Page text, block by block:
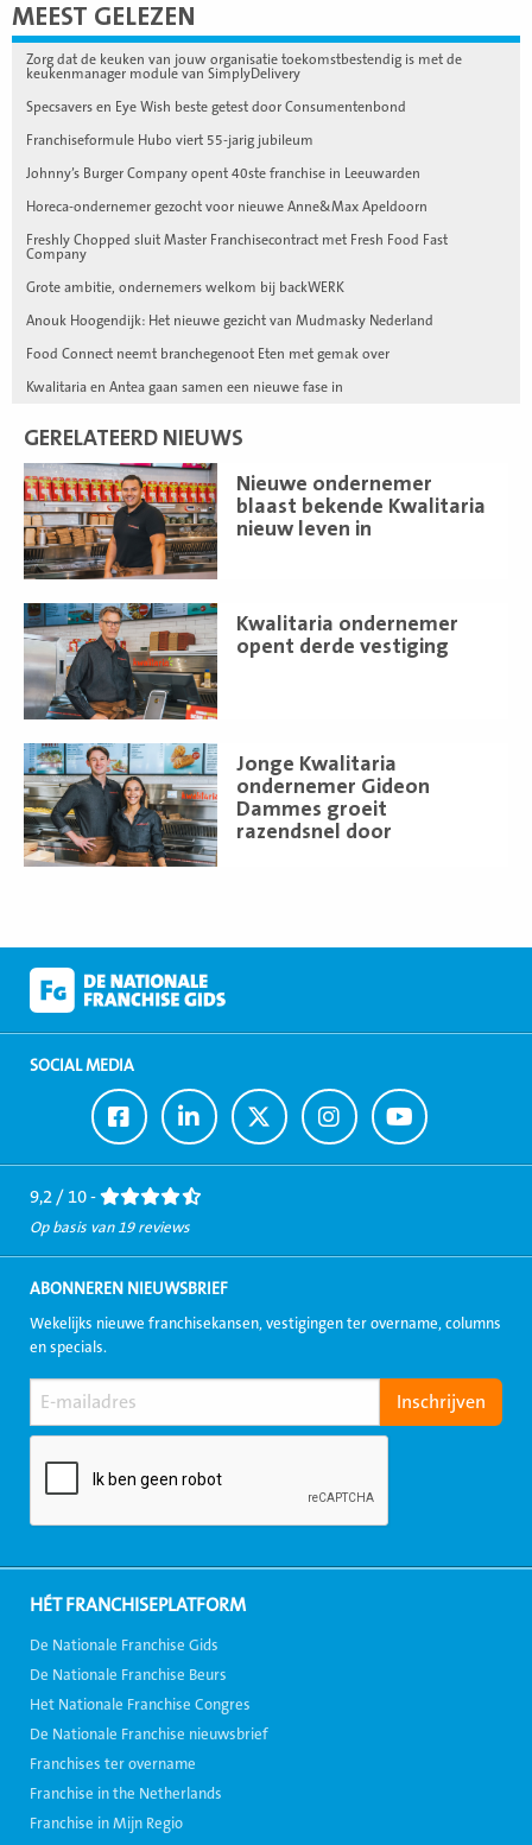
MEEST GELEZEN
Zorg dat de keuken van jouw organisatie toekomstbestendig is met de
keukenmanager module van SimplyDelivery
Specsavers en Eye Wish beste getest door Consumentenbond
Franchiseformule Hubo viert 55-jarig jubileum
Johnny’s Burger Company opent 40ste franchise in Leeuwarden
Horeca-ondernemer gezocht voor nieuwe Anne&Max Apeldoorn
Freshly Chopped sluit Master Franchisecontract met Fresh Food Fast
Company
Grote ambitie, ondernemers welkom bij backWERK
Anouk Hoogendijk: Het nieuwe gezicht van Mudmasky Nederland
Food Connect neemt branchegenoot Eten met gemak over
Kwalitaria en Antea gaan samen een nieuwe fase in
GERELATEERD NIEUWS
Nieuwe ondernemer
blaast bekende Kwalitaria
nieuw leven in
Lees
meer
Kwalitaria ondernemer
opent derde vestiging
Lees
meer
Jonge Kwalitaria
ondernemer Gideon
Dammes groeit
razendsnel door
Lees
meer
SOCIAL MEDIA
Ga
naar
Facebook
Ga
naar
LinkedIn
Ga
naar
Twitter
Ga
naar
Instagram
Ga
naar
Youtube
9,2 / 10 -
Op basis van 19 reviews
ABONNEREN NIEUWSBRIEF
Wekelijks nieuwe franchisekansen, vestigingen ter overname, columns
en specials.
HÉT FRANCHISEPLATFORM
De Nationale Franchise Gids
De Nationale Franchise Beurs
Het Nationale Franchise Congres
De Nationale Franchise nieuwsbrief
Franchises ter overname
Franchise in the Netherlands
Franchise in Mijn Regio